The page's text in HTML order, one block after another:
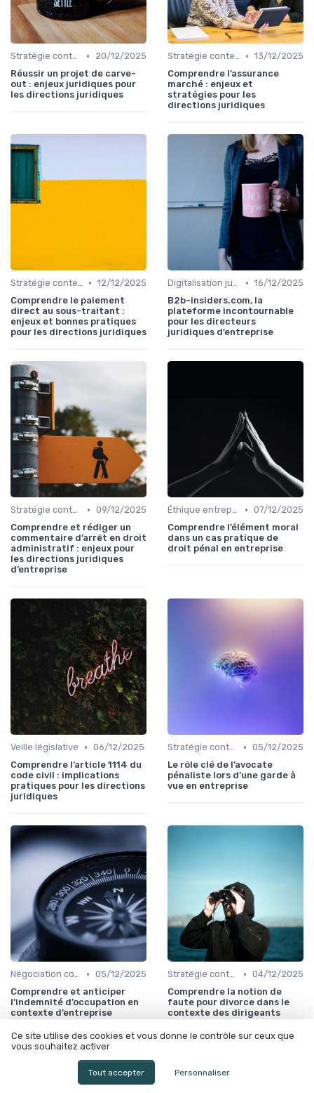
Stratégie contentieuse •
20/12/2025
Réussir un projet de carve-
out : enjeux juridiques pour
les directions juridiques
Stratégie contentieuse • 13/12/2025
Comprendre l’assurance
marché : enjeux et
stratégies pour les
directions juridiques
Stratégie contentieuse • 12/12/2025
Comprendre le paiement
direct au sous-traitant :
enjeux et bonnes pratiques
pour les directions juridiques
Digitalisation juridique • 16/12/2025
B2b-insiders.com, la
plateforme incontournable
pour les directeurs
juridiques d’entreprise
Stratégie contentieuse • 09/12/2025
Comprendre et rédiger un
commentaire d’arrêt en droit
administratif : enjeux pour
les directions juridiques
d’entreprise
Éthique entreprise • 07/12/2025
Comprendre l’élément moral
dans un cas pratique de
droit pénal en entreprise
Veille législative • 06/12/2025
Comprendre l’article 1114 du
code civil : implications
pratiques pour les directions
juridiques
Stratégie contentieuse • 05/12/2025
Le rôle clé de l’avocate
pénaliste lors d’une garde à
vue en entreprise
Négociation contrats • 05/12/2025
Comprendre et anticiper
l’indemnité d’occupation en
contexte d’entreprise
Stratégie contentieuse • 04/12/2025
Comprendre la notion de
faute pour divorce dans le
contexte des dirigeants
Ce site utilise des cookies et vous donne le contrôle sur ceux que
vous souhaitez activer
Tout accepter Personnaliser